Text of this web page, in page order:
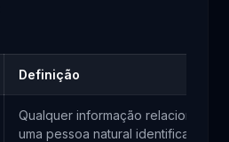
Definição
Qualquer informação relacionada a
uma pessoa natural identificada ou